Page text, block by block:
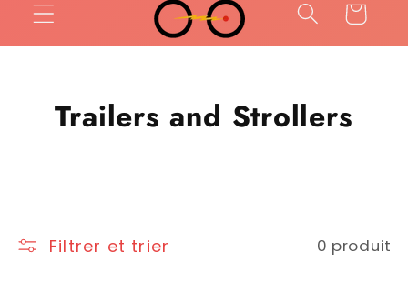
Panier
Trailers and Strollers
Filtrer et trier 0 produit